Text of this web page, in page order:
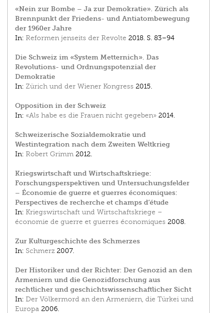
«Nein zur Bombe – Ja zur Demokratie». Zürich als
Brennpunkt der Friedens- und Antiatombewegung
der 1960er Jahre
In: Reformen jenseits der Revolte 2018. S. 83–94
Die Schweiz im «System Metternich». Das
Revolutions- und Ordnungspotenzial der
Demokratie
In: Zürich und der Wiener Kongress 2015.
Opposition in der Schweiz
In: «Als habe es die Frauen nicht gegeben» 2014.
Schweizerische Sozialdemokratie und
Westintegration nach dem Zweiten Weltkrieg
In: Robert Grimm 2012.
Kriegswirtschaft und Wirtschaftskriege:
Forschungsperspektiven und Untersuchungsfelder
– Économie de guerre et guerres économiques:
Perspectives de recherche et champs d’étude
In: Kriegswirtschaft und Wirtschaftskriege –
économie de guerre et guerres économiques 2008.
Zur Kulturgeschichte des Schmerzes
In: Schmerz 2007.
Der Historiker und der Richter: Der Genozid an den
Armeniern und die Genozidforschung aus
rechtlicher und geschichtswissenschaftlicher Sicht
In: Der Völkermord an den Armeniern, die Türkei und
Europa 2006.